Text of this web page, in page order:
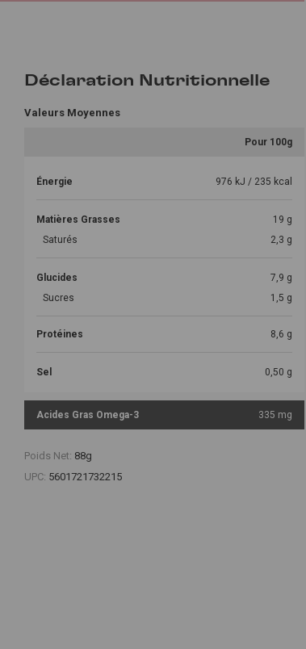
Déclaration Nutritionnelle
Valeurs Moyennes
Pour 100g
Énergie 976 kJ / 235 kcal
Matières Grasses
19 g
Saturés
2,3 g
Glucides
7,9 g
Sucres
1,5 g
Protéines 8,6 g
Sel 0,50 g
Acides Gras Omega-3 335 mg
Poids Net: 88g
UPC: 5601721732215